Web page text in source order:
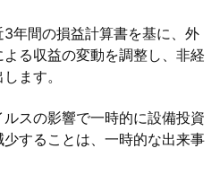
年間の損益計算書を基に、外
る収益の変動を調整し、非経
ます。
スの影響で一時的に設備投資
することは、一時的な出来事